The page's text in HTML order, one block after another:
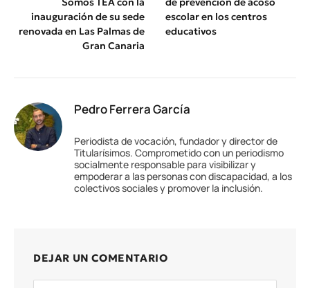
inauguración de su sede
renovada en Las Palmas de
Gran Canaria
escolar en los centros
educativos
Pedro Ferrera García
Periodista de vocación, fundador y director de
Titularísimos. Comprometido con un periodismo
socialmente responsable para visibilizar y
empoderar a las personas con discapacidad, a los
colectivos sociales y promover la inclusión.
DEJAR UN COMENTARIO